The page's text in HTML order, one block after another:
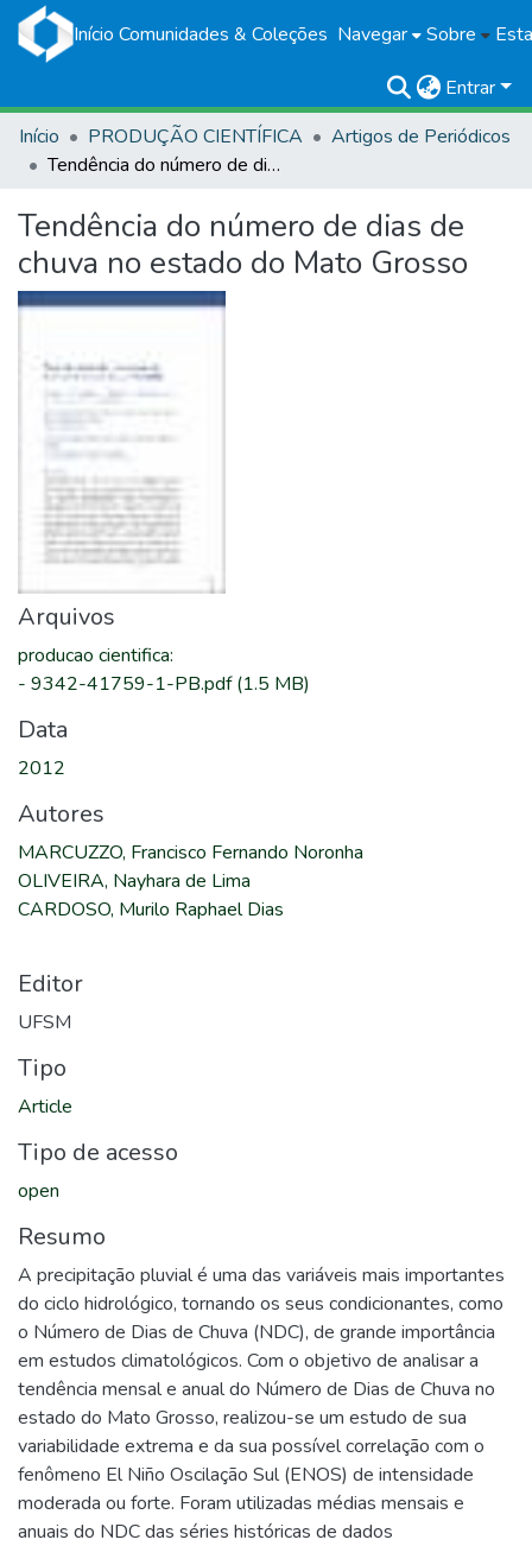
Início Comunidades & Coleções Navegar Sobre
Entrar
Início
PRODUÇÃO CIENTÍFICA
Artigos de Periódicos
Tendência do número de dias de chuva no estado do Mato Grosso
Tendência do número de dias de
chuva no estado do Mato Grosso
Arquivos
producao cientifica:
- 9342-41759-1-PB.pdf(1.5 MB)
Data
2012
Autores
MARCUZZO, Francisco Fernando Noronha
OLIVEIRA, Nayhara de Lima
CARDOSO, Murilo Raphael Dias
Editor
UFSM
Tipo
Article
Tipo de acesso
open
Resumo
A precipitação pluvial é uma das variáveis mais importantes
do ciclo hidrológico, tornando os seus condicionantes, como
o Número de Dias de Chuva (NDC), de grande importância
em estudos climatológicos. Com o objetivo de analisar a
tendência mensal e anual do Número de Dias de Chuva no
estado do Mato Grosso, realizou-se um estudo de sua
variabilidade extrema e da sua possível correlação com o
fenômeno El Niño Oscilação Sul (ENOS) de intensidade
moderada ou forte. Foram utilizadas médias mensais e
anuais do NDC das séries históricas de dados